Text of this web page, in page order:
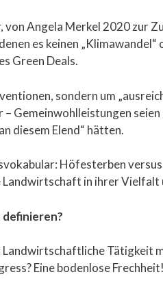
von Angela Merkel 2020 zur
es keinen
Green Deals.
sondern um
Gemeinwohlleistungen
diesem Elend“ hätten.
Höfesterben
Landwirtschaft in ihrer
Tätigkeit
Eine bodenlose Frechheit!